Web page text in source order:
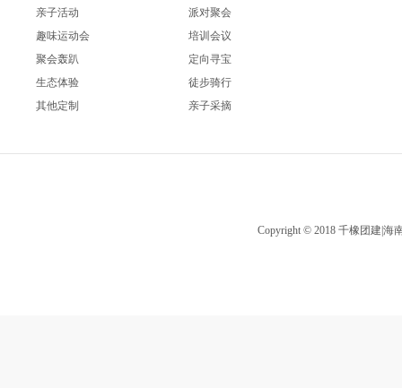
亲子活动
趣味运动会
聚会轰趴
生态体验
其他定制
派对聚会
培训会议
定向寻宝
徒步骑行
亲子采摘
Copyright © 2018 千橡团建|